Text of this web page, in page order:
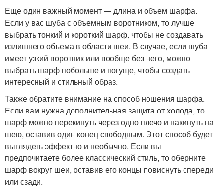
Еще один важный момент — длина и объем шарфа.
Если у вас шуба с объемным воротником, то лучше
выбрать тонкий и короткий шарф, чтобы не создавать
излишнего объема в области шеи. В случае, если шуба
имеет узкий воротник или вообще без него, можно
выбрать шарф побольше и погуще, чтобы создать
интересный и стильный образ.
Также обратите внимание на способ ношения шарфа.
Если вам нужна дополнительная защита от холода, то
шарф можно перекинуть через одно плечо и накинуть на
шею, оставив один конец свободным. Этот способ будет
выглядеть эффектно и необычно. Если вы
предпочитаете более классический стиль, то оберните
шарф вокруг шеи, оставив его концы повиснуть спереди
или сзади.